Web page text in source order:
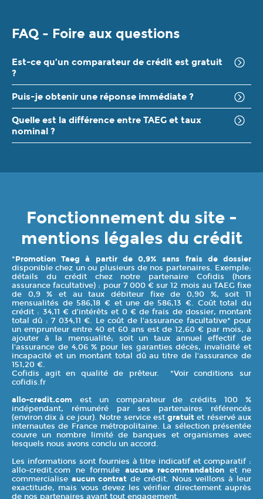
FAQ - Foire aux questions
Est-ce qu’un comparateur de crédit est gratuit
?
Puis-je obtenir une réponse immédiate ?
Quelle est la différence entre TAEG et taux
nominal ?
Fonctionnement du site -
mentions légales du crédit
*Promotion Taeg à partir de 0,9% sans frais de dossier
disponible chez un ou plusieurs de nos partenaires. Exemple:
détails du crédit chez notre partenaire Cofidis (hors
assurance facultative) : pour 7 000 € sur 12 mois au TAEG fixe
de 0,9 % et au taux débiteur fixe de 0,90 %, soit 11
mensualités de 586,18 € et une de 586,13 €. Coût total du
crédit : 34,11 € d’intérêts et 0 € de frais de dossier, montant
total dû : 7 034,11 €. Le coût de l'assurance facultative* pour
un emprunteur entre 40 et 60 ans est de 12,60 € par mois, à
ajouter à la mensualité; soit un taux annuel effectif de
l'assurance de 4,06 % pour les garanties décès, invalidité et
incapacité et un montant total dû au titre de l'assurance de
151,20 €.
Cofidis agit en qualité de prêteur. *Voir conditions sur
cofidis.fr
allo-credit.com est un comparateur de crédits 100 %
indépendant, rémunéré par ses partenaires référencés
(environ dix à ce jour). Notre service estgratuit et réservé aux
internautes de France métropolitaine. La sélection présentée
couvre un nombre limité de banques et organismes avec
lesquels nous avons conclu un accord.
Les informations sont fournies à titre indicatif et comparatif :
allo-credit.com ne formule aucune recommandation et ne
commercialise aucun contrat de crédit. Nous veillons à leur
exactitude, mais vous devez les vérifier directement auprès
de nos partenaires avant tout engagement.